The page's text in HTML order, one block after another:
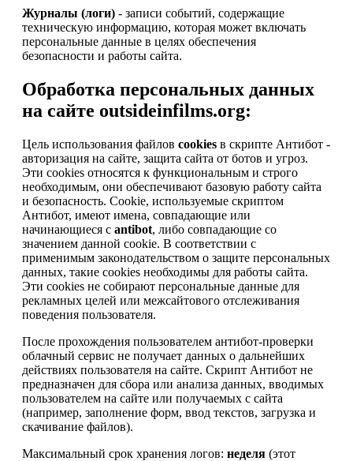
Журналы (логи) - записи событий, содержащие
техническую информацию, которая может включать
персональные данные в целях обеспечения
безопасности и работы сайта.
Обработка персональных данных
на сайте outsideinfilms.org:
Цель использования файлов cookies в скрипте Антибот -
авторизация на сайте, защита сайта от ботов и угроз.
Эти cookies относятся к функциональным и строго
необходимым, они обеспечивают базовую работу сайта
и безопасность. Cookie, используемые скриптом
Антибот, имеют имена, совпадающие или
начинающиеся с antibot, либо совпадающие со
значением данной cookie. В соответствии с
применимым законодательством о защите персональных
данных, такие cookies необходимы для работы сайта.
Эти cookies не собирают персональные данные для
рекламных целей или межсайтового отслеживания
поведения пользователя.
После прохождения пользователем антибот-проверки
облачный сервис не получает данных о дальнейших
действиях пользователя на сайте. Скрипт Антибот не
предназначен для сбора или анализа данных, вводимых
пользователем на сайте или получаемых с сайта
(например, заполнение форм, ввод текстов, загрузка и
скачивание файлов).
Максимальный срок хранения логов: неделя (этот